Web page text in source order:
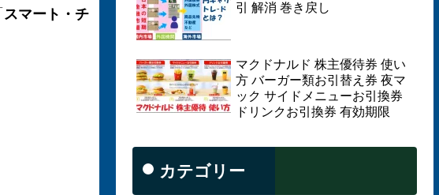
スマート・チ
引 解消 巻き戻し
マクドナルド 株主優待券 使い
方 バーガー類お引替え券 夜マ
ック サイドメニューお引換券
ドリンクお引換券 有効期限
カテゴリー